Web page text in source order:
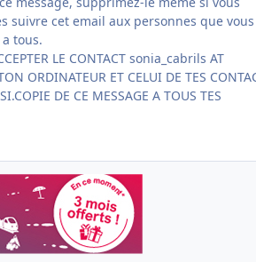
suivre cet email aux personnes que vous
tous.
LE CONTACT sonia_cabrils AT
ORDINATEUR ET CELUI DE TES
DE CE MESSAGE A TOUS TES